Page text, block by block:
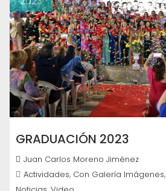
GRADUACIÓN 2023
Juan Carlos Moreno Jiménez
Actividades, Con Galería Imágenes,